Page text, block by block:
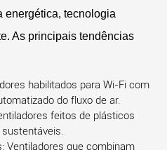
energética, tecnologia
As principais tendências
habilitados para Wi-Fi com
do fluxo de ar.
feitos de plásticos
Ventiladores que combinam